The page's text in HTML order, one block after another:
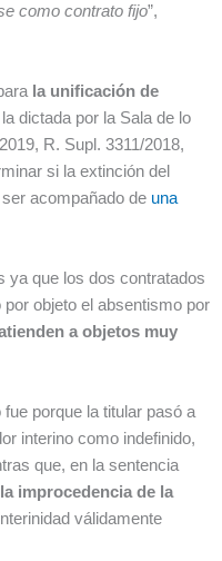
como contrato fijo”,
la unificación de
dictada por la Sala de lo
R. Supl. 3311/2018,
si la extinción del
acompañado de una
ya que los dos contratados
objeto el absentismo por
a objetos muy
porque la titular pasó a
interino como indefinido,
que, en la sentencia
improcedencia de la
válidamente